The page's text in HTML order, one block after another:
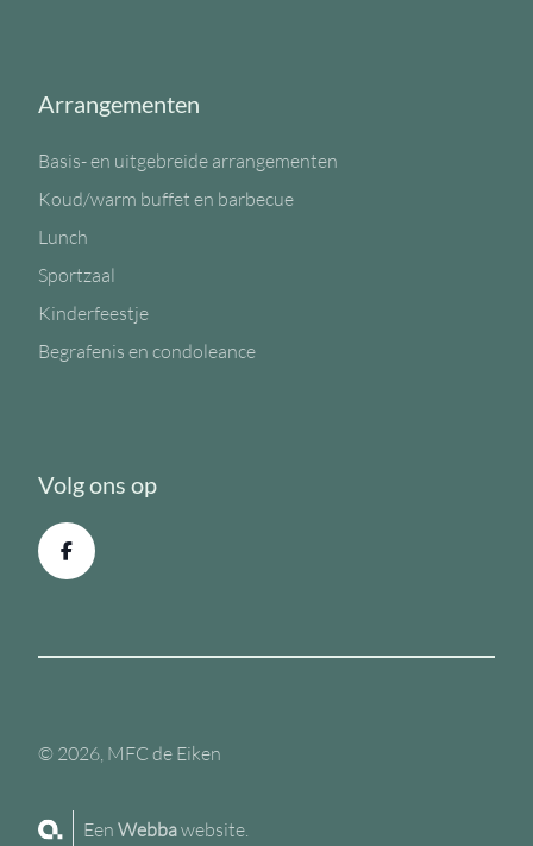
Arrangementen
Basis- en uitgebreide arrangementen
Koud/warm buffet en barbecue
Lunch
Sportzaal
Kinderfeestje
Begrafenis en condoleance
Volg ons op
© 2026, MFC de Eiken
EenWebbawebsite.